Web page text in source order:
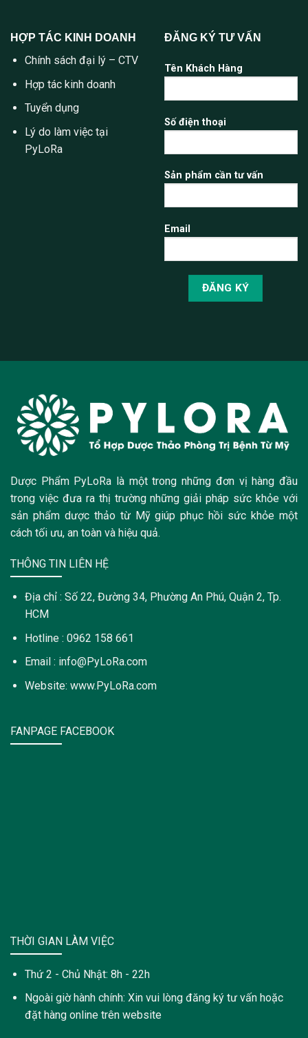
HỢP TÁC KINH DOANH
Chính sách đại lý – CTV
Hợp tác kinh doanh
Tuyển dụng
Lý do làm việc tại
PyLoRa
ĐĂNG KÝ TƯ VẤN
Tên Khách Hàng
Số điện thoại
Sản phẩm cần tư vấn
Email
Dược Phẩm PyLoRa là một trong những đơn vị hàng đầu
trong việc đưa ra thị trường những giải pháp sức khỏe với
sản phẩm dược thảo từ Mỹ giúp phục hồi sức khỏe một
cách tối ưu, an toàn và hiệu quả.
THÔNG TIN LIÊN HỆ
Địa chỉ : Số 22, Đường 34, Phường An Phú, Quận 2, Tp.
HCM
Hotline : 0962 158 661
Email : info@PyLoRa.com
Website: www.PyLoRa.com
FANPAGE FACEBOOK
THỜI GIAN LÀM VIỆC
Thứ 2 - Chủ Nhật: 8h - 22h
Ngoài giờ hành chính: Xin vui lòng đăng ký tư vấn hoặc
đặt hàng online trên website